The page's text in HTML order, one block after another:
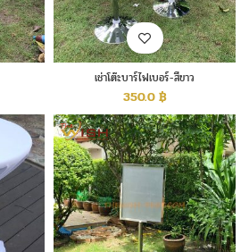
เช่าโต๊ะบาร์ไฟเบอร์-สีขาว
350.0฿